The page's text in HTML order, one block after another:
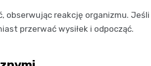
obserwując reakcję organizmu. Jeśli
przerwać wysiłek i odpocząć.